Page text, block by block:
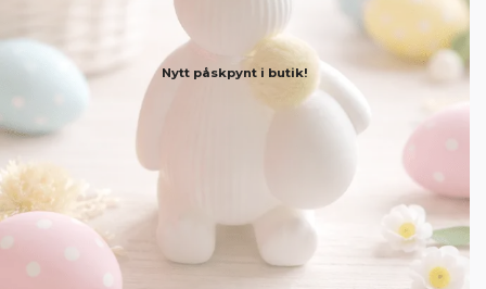
Nytt påskpynt i butik!